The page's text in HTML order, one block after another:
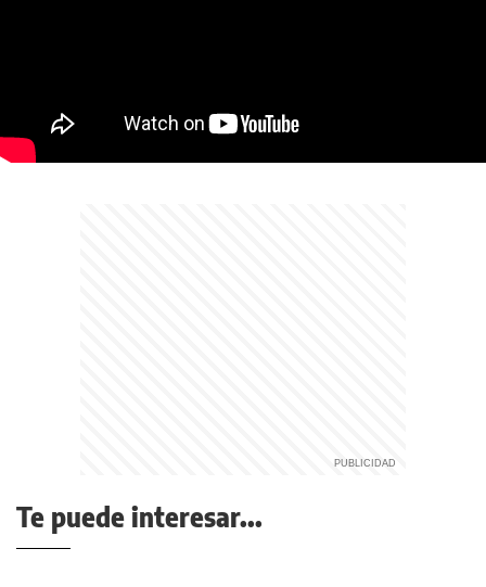
Te puede interesar...